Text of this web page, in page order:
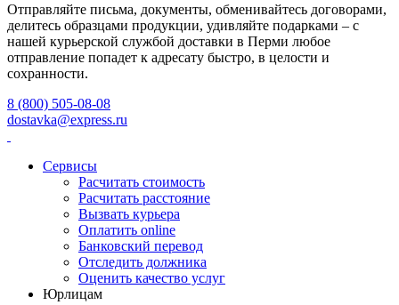
Отправляйте письма, документы, обменивайтесь договорами,
делитесь образцами продукции, удивляйте подарками – с
нашей курьерской службой доставки в Перми любое
отправление попадет к адресату быстро, в целости и
сохранности.
8 (800) 505-08-08
dostavka@express.ru
Сервисы
Расчитать стоимость
Расчитать расстояние
Вызвать курьера
Оплатить online
Банковский перевод
Отследить должника
Оценить качество услуг
Юрлицам